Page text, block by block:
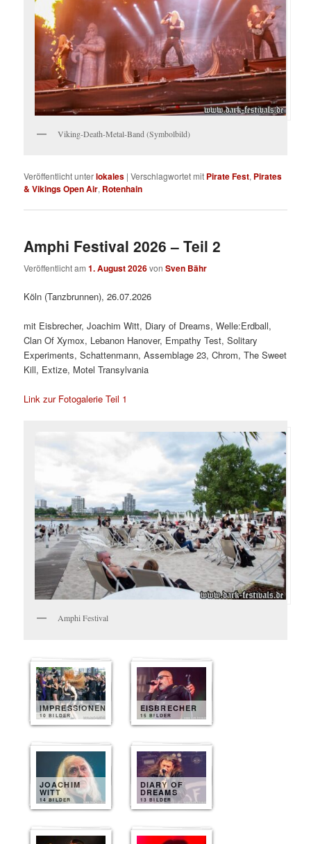
Viking-Death-Metal-Band (Symbolbild)
Veröffentlicht unterlokales |Verschlagwortet mit Pirate Fest, Pirates
& Vikings Open Air, Rotenhain
Amphi Festival 2026 – Teil 2
Veröffentlicht am1. August 2026vonSven Bähr
Köln (Tanzbrunnen), 26.07.2026
mit Eisbrecher, Joachim Witt, Diary of Dreams, Welle:Erdball,
Clan Of Xymox, Lebanon Hanover, Empathy Test, Solitary
Experiments, Schattenmann, Assemblage 23, Chrom, The Sweet
Kill, Extize, Motel Transylvania
Link zur Fotogalerie Teil 1
Amphi Festival
IMPRESSIONEN
10 BILDER
EISBRECHER
15 BILDER
JOACHIM
WITT
14 BILDER
DIARY OF
DREAMS
13 BILDER